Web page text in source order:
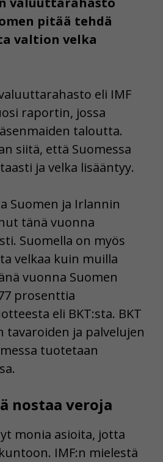
pitää tehdä
valtion velka
eli IMF
raportin, jossa
taloutta.
siitä, että Suomessa
ja velka lisääntyy.
Suomen ja Irlannin
tänä vuonna
Suomella on myös
velkaa kuin muilla
vuonna Suomen
prosenttia
eli BKT:sta. BKT
ja palvelujen
tuotetaan
nostaa veroja
monia asioita, jotta
IMF:n mielestä